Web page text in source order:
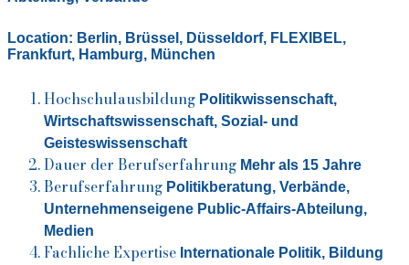
Location: Berlin, Brüssel , Düsseldorf, FLEXIBEL,
Frankfurt, Hamburg, München
Hochschulausbildung Politikwissenschaft,
Wirtschaftswissenschaft, Sozial- und
Geisteswissenschaft
Dauer der Berufserfahrung Mehr als 15 Jahre
Berufserfahrung Politikberatung, Verbände,
Unternehmenseigene Public-Affairs-Abteilung,
Medien
Fachliche Expertise Internationale Politik, Bildung